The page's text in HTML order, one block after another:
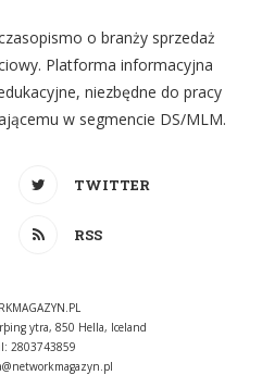
o branży sprzedaż
Platforma informacyjna
niezbędne do pracy
w segmencie DS/MLM.
TWITTER
RSS
ytra, 850 Hella, Iceland
2803743859